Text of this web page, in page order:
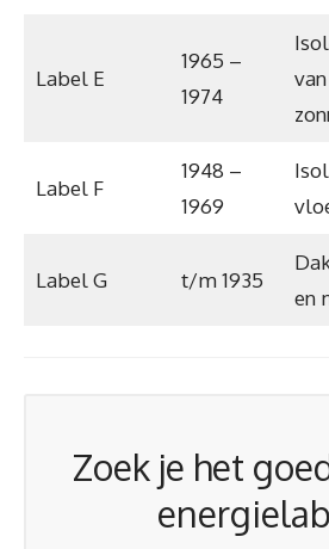
Label E
1965 –
1974
Label F
1948 –
1969
Label G t/m 1935
en
Zoek je het